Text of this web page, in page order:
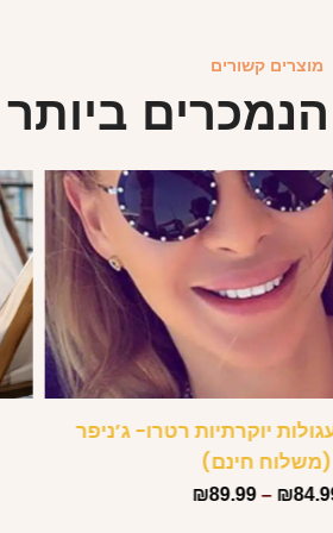
מוצרים קשורים
ביותר
יוקרתיות רטרו- ג’ניפר
(משלוח חינם)
₪
–
₪89.99